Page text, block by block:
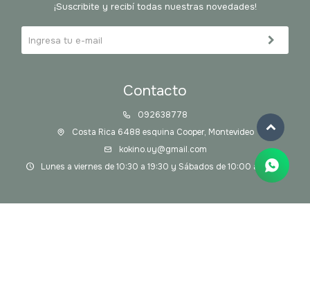
Contacto
092638778
Costa Rica 6488 esquina Cooper, Montevideo
kokino.uy@gmail.com
Lunes a viernes de 10:30 a 19:30 y Sábados de 10:00 a 14:00
¡Suscribite y recibí todas nuestras novedades!